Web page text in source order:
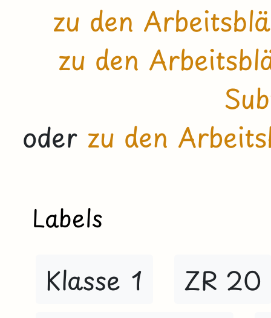
zu den
zu den
oder zu den
Labels
Klasse 1
ZR 20